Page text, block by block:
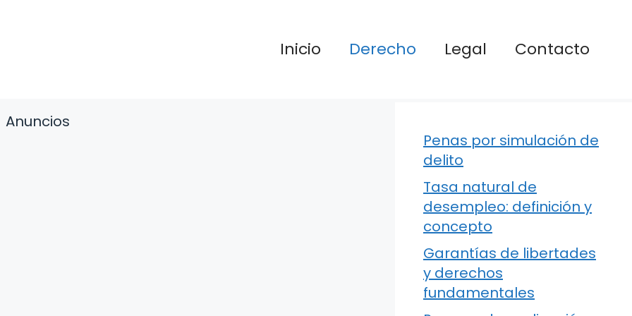
Inicio Derecho Legal Contacto
Anuncios
Penas por simulación de
delito
Tasa natural de
desempleo: definición y
concepto
Garantías de libertades
y derechos
fundamentales